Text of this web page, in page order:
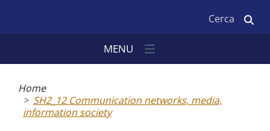
MENU
pane
Home
SH2_12 Communication networks, media,
information society